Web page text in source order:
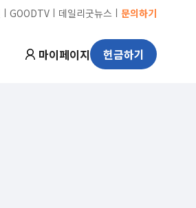
ㅣ GOODTV ㅣ 데일리굿뉴스 ㅣ 문의하기
마이페이지 헌금하기